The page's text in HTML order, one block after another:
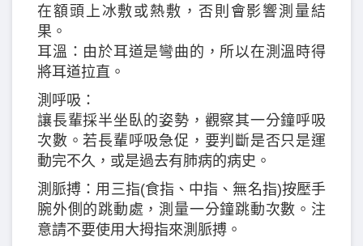
在額頭上冰敷或熱敷，否則會影響測量結
果。
耳溫：由於耳道是彎曲的，所以在測溫時得
將耳道拉直。
測呼吸：
讓長輩採半坐臥的姿勢，觀察其一分鐘呼吸
次數。若長輩呼吸急促，要判斷是否只是運
動完不久，或是過去有肺病的病史。
測脈搏：用三指(食指、中指、無名指)按壓手
腕外側的跳動處，測量一分鐘跳動次數。注
意請不要使用大拇指來測脈搏。